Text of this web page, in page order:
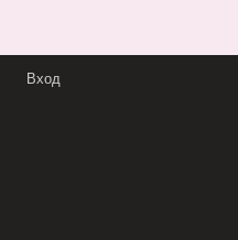
Вход